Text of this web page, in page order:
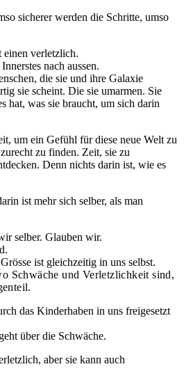
sicherer werden die Schritte, umso
einen verletzlich.
nach aussen.
die sie und ihre Galaxie
sie scheint. Die sie umarmen. Sie
hat, was sie braucht, um sich darin
um ein Gefühl für diese neue Welt zu
zu finden. Zeit, sie zu
Denn nichts darin ist, wie es
ist mehr sich selber, als man
selber. Glauben wir.
ist gleichzeitig in uns selbst.
Schwäche und Verletzlichkeit sind,
das Kinderhaben in uns freigesetzt
über die Schwäche.
aber sie kann auch